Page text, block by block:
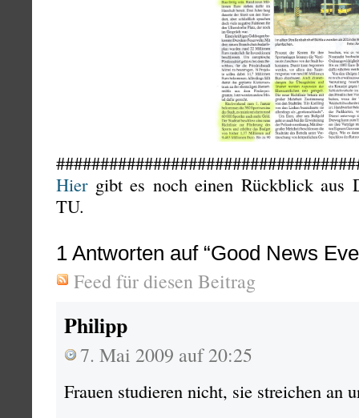
Hiergibt es noch einen Rückblick aus
TU.
1 Antworten auf “Good News
Feed für diesen Beitrag
Philipp
7. Mai 2009 auf 20:25
Frauen studieren nicht, sie streichen an